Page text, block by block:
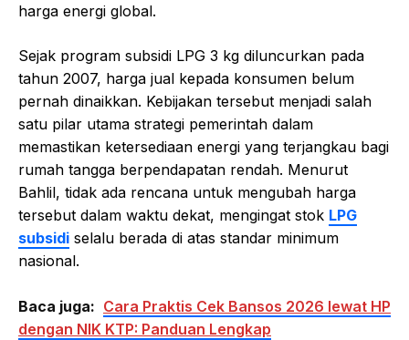
harga energi global.
Sejak program subsidi LPG 3 kg diluncurkan pada
tahun 2007, harga jual kepada konsumen belum
pernah dinaikkan. Kebijakan tersebut menjadi salah
satu pilar utama strategi pemerintah dalam
memastikan ketersediaan energi yang terjangkau bagi
rumah tangga berpendapatan rendah. Menurut
Bahlil, tidak ada rencana untuk mengubah harga
tersebut dalam waktu dekat, mengingat stok LPG
subsidi selalu berada di atas standar minimum
nasional.
Baca juga: Cara Praktis Cek Bansos 2026 lewat HP
dengan NIK KTP: Panduan Lengkap